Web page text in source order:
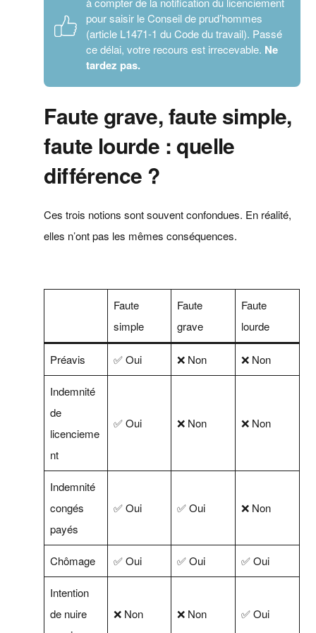
pour saisir le Conseil de prud’hommes
(article L1471-1 du Code du travail). Passé
ce délai, votre recours est irrecevable. Ne
tardez pas.
Faute grave, faute simple,
faute lourde : quelle
différence ?
Ces trois notions sont souvent confondues. En réalité,
elles n’ont pas les mêmes conséquences.
Faute
simple
Faute
grave
Faute
lourde
Préavis ✅ Oui ❌ Non ❌ Non
Indemnité
de
licencieme
nt
✅ Oui ❌ Non ❌ Non
Indemnité
congés
payés
✅ Oui ✅ Oui ❌ Non
Chômage ✅ Oui ✅ Oui ✅ Oui
Intention
de nuire
❌ Non ❌ Non ✅ Oui